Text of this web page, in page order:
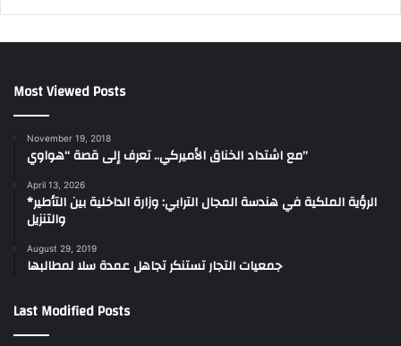
Most Viewed Posts
November 19, 2018
مع اشتداد الخناق الأميركي.. تعرف إلى قصة “هواوي”
April 13, 2026
*الرؤية الملكية في هندسة المجال الترابي: وزارة الداخلية بين التأطير
والتنزيل
August 29, 2019
جمعيات التجار تستنكر تجاهل عمدة سلا لمطالبها
Last Modified Posts